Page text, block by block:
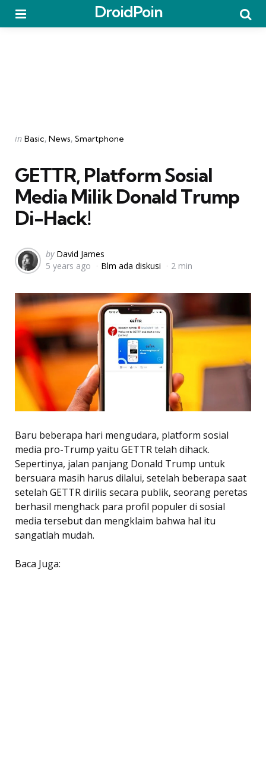
DroidPoin
Categories
Posted
in Basic News Smartphone
GETTR, Platform Sosial
Media Milik Donald Trump
Di-Hack!
Posted
by
by David James
5 years ago
Blm ada diskusi 2 min
Baru beberapa hari mengudara, platform sosial
media pro-Trump yaitu GETTR telah dihack.
Sepertinya, jalan panjang Donald Trump untuk
bersuara masih harus dilalui, setelah beberapa saat
setelah GETTR dirilis secara publik, seorang peretas
berhasil menghack para profil populer di sosial
media tersebut dan mengklaim bahwa hal itu
sangatlah mudah.
Baca Juga: